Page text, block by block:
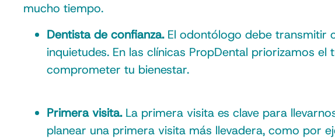
mucho tiempo.
Dentista de confianza.El odontólogo debe transmitir
inquietudes. En las clínicas PropDental priorizamos
comprometer tu bienestar.
Primera visita.La primera visita es clave para
planear una primera visita más llevadera, como por